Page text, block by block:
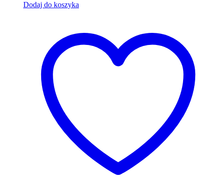
Dodaj do koszyka